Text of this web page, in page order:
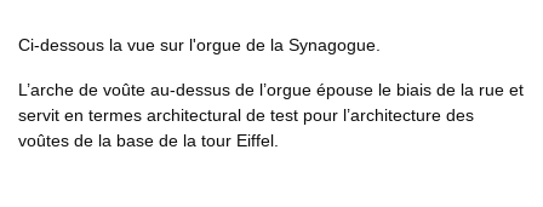
Ci-dessous la vue sur l'orgue de la Synagogue.
L’arche de voûte au-dessus de l’orgue épouse le biais de la rue et
servit en termes architectural de test pour l’architecture des
voûtes de la base de la tour Eiffel.